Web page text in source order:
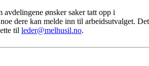
avdelingene ønsker saker tatt opp i
dere kan melde inn til arbeidsutvalget. Det
til leder@melhusil.no.